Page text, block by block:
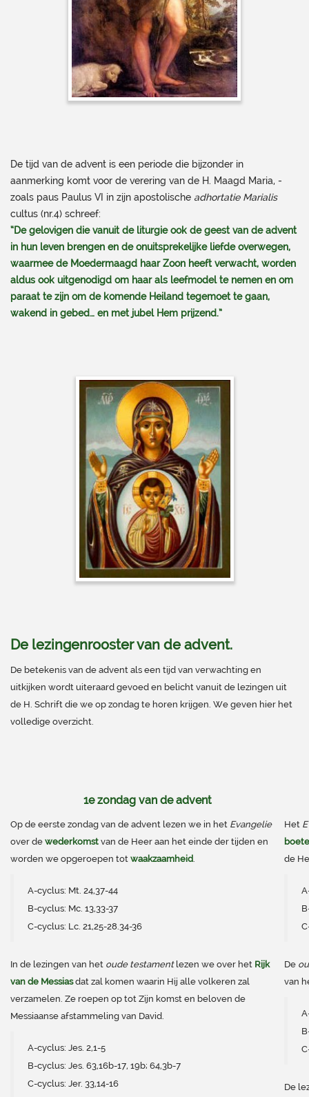
De tijd van de advent is een periode die bijzonder in
aanmerking komt voor de verering van de H. Maagd Maria, -
zoals paus Paulus VI in zijn apostolische adhortatie Marialis
cultus (nr.4) schreef:
“De gelovigen die vanuit de liturgie ook de geest van de advent
in hun leven brengen en de onuitsprekelijke liefde overwegen,
waarmee de Moedermaagd haar Zoon heeft verwacht, worden
aldus ook uitgenodigd om haar als leefmodel te nemen en om
paraat te zijn om de komende Heiland tegemoet te gaan,
wakend in gebed… en met jubel Hem prijzend.”
De lezingenrooster van de advent.
De betekenis van de advent als een tijd van verwachting en
uitkijken wordt uiteraard gevoed en belicht vanuit de lezingen uit
de H. Schrift die we op zondag te horen krijgen. We geven hier het
volledige overzicht.
1e zondag van de advent
Op de eerste zondag van de advent lezen we in het Evangelie
over de wederkomst van de Heer aan het einde der tijden en
worden we opgeroepen tot waakzaamheid.
A-cyclus: Mt. 24,37-44
B-cyclus: Mc. 13,33-37
C-cyclus: Lc. 21,25-28.34-36
In de lezingen van het oude testament lezen we over het Rijk
van de Messiasdat zal komen waarin Hij alle volkeren zal
verzamelen. Ze roepen op tot Zijn komst en beloven de
Messiaanse afstammeling van David.
A-cyclus: Jes. 2,1-5
B-cyclus: Jes. 63,16b-17, 19b; 64,3b-7
C-cyclus: Jer. 33,14-16
Het
de
De
van
De